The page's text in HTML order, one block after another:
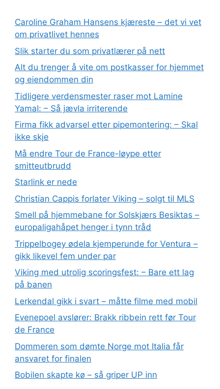
Caroline Graham Hansens kjæreste – det vi vet
om privatlivet hennes
Slik starter du som privatlærer på nett
Alt du trenger å vite om postkasser for hjemmet
og eiendommen din
Tidligere verdensmester raser mot Lamine
Yamal: – Så jævla irriterende
Firma fikk advarsel etter pipemontering: – Skal
ikke skje
Må endre Tour de France-løype etter
smitteutbrudd
Starlink er nede
Christian Cappis forlater Viking – solgt til MLS
Smell på hjemmebane for Solskjærs Besiktas –
europaligahåpet henger i tynn tråd
Trippelbogey ødela kjemperunde for Ventura –
gikk likevel fem under par
Viking med utrolig scoringsfest: – Bare ett lag
på banen
Lerkendal gikk i svart – måtte filme med mobil
Evenepoel avslører: Brakk ribbein rett før Tour
de France
Dommeren som dømte Norge mot Italia får
ansvaret for finalen
Bobilen skapte kø – så griper UP inn